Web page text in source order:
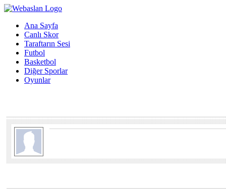
Ana Sayfa
Canlı Skor
Taraftarın Sesi
Futbol
Basketbol
Diğer Sporlar
Oyunlar